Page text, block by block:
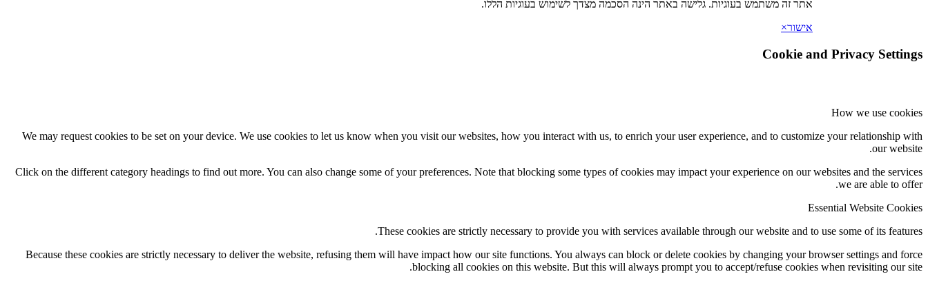
אתר זה משתמש בעוגיות. גלישה באתר הינה הסכמה מצדך לשימוש בעוגיות הללו.
אישור×
Cookie and Privacy Settings
How we use cookies
We may request cookies to be set on your device. We use cookies to let us know when you visit our websites, how you interact with us, to enrich your user experience, and to customize your relationship with
our website.
Click on the different category headings to find out more. You can also change some of your preferences. Note that blocking some types of cookies may impact your experience on our websites and the services
we are able to offer.
Essential Website Cookies
These cookies are strictly necessary to provide you with services available through our website and to use some of its features.
Because these cookies are strictly necessary to deliver the website, refusing them will have impact how our site functions. You always can block or delete cookies by changing your browser settings and force
blocking all cookies on this website. But this will always prompt you to accept/refuse cookies when revisiting our site.